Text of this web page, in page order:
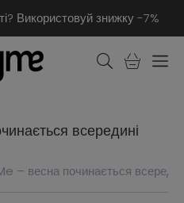
Використовуй знижку -7%
всередині
– весна починається